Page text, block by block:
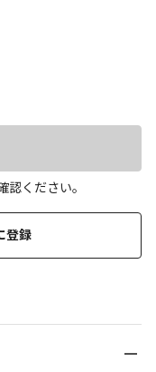
ください。
登録